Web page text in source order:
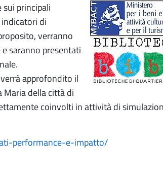
principali
di
verranno
saranno presentati
approfondito il
Maria della città di
coinvolti in attività di
performance-e-impatto/